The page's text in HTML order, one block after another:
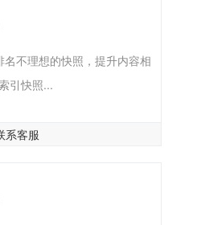
不理想的快照，提升内容相
引快照...
系客服